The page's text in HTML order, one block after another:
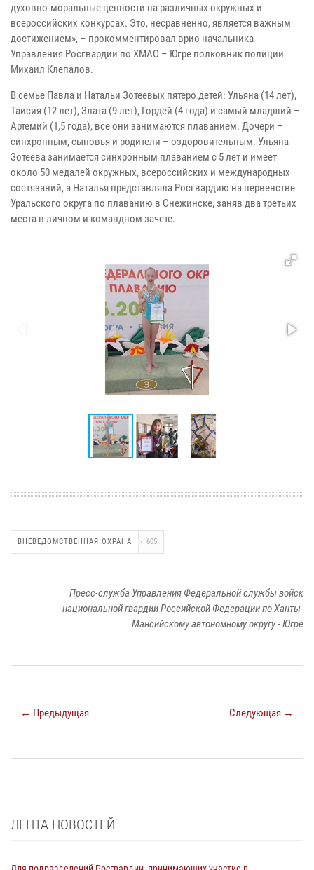
духовно-моральные ценности на различных окружных и
всероссийских конкурсах. Это, несравненно, является важным
достижением», – прокомментировал врио начальника
Управления Росгвардии по ХМАО – Югре полковник полиции
Михаил Клепалов.
В семье Павла и Натальи Зотеевых пятеро детей: Ульяна (14 лет),
Таисия (12 лет), Злата (9 лет), Гордей (4 года) и самый младший –
Артемий (1,5 года), все они занимаются плаванием. Дочери –
синхронным, сыновья и родители – оздоровительным. Ульяна
Зотеева занимается синхронным плаванием с 5 лет и имеет
около 50 медалей окружных, всероссийских и международных
состязаний, а Наталья представляла Росгвардию на первенстве
Уральского округа по плаванию в Снежинске, заняв два третьих
места в личном и командном зачете.
ВНЕВЕДОМСТВЕННАЯ ОХРАНА 605
Пресс-служба Управления Федеральной службы войск
национальной гвардии Российской Федерации по Ханты-
Мансийскому автономному округу - Югре
← Предыдущая Следующая →
ЛЕНТА НОВОСТЕЙ